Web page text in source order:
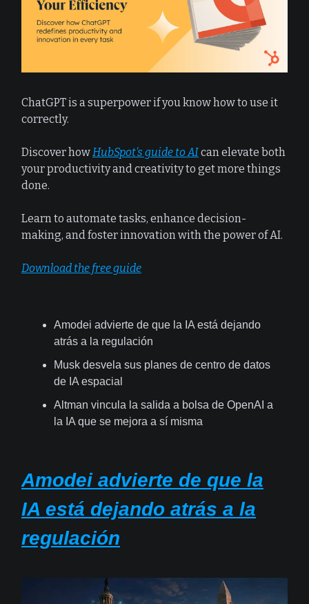
ChatGPT is a superpower if you know how to use it
correctly.
Discover howHubSpot's guide to AIcan elevate both
your productivity and creativity to get more things
done.
Learn to automate tasks, enhance decision-
making, and foster innovation with the power of AI.
Download the free guide
Amodei advierte de que la IA está dejando
atrás a la regulación
Musk desvela sus planes de centro de datos
de IA espacial
Altman vincula la salida a bolsa de OpenAI a
la IA que se mejora a sí misma
Amodei advierte de que la
IA está dejando atrás a la
regulación